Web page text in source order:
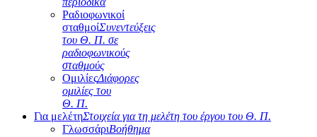
Ραδιοφωνικοί
σταθμοίΣυνεντεύξεις
του Θ. Π. σε
ραδιοφωνικούς
σταθμούς
ΟμιλίεςΔιάφορες
ομιλίες του
Θ. Π.
Για μελέτηΣτοιχεία για τη μελέτη του έργου του Θ. Π.
ΓλωσσάριΒοήθημα